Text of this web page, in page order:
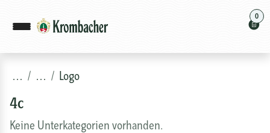
0
… … Logo
4c
Keine Unterkategorien vorhanden.